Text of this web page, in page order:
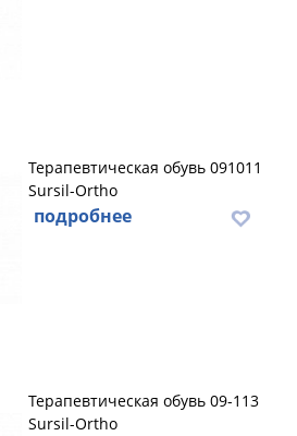
Терапевтическая обувь 091011
Sursil-Ortho
подробнее
Терапевтическая обувь 09-113
Sursil-Ortho